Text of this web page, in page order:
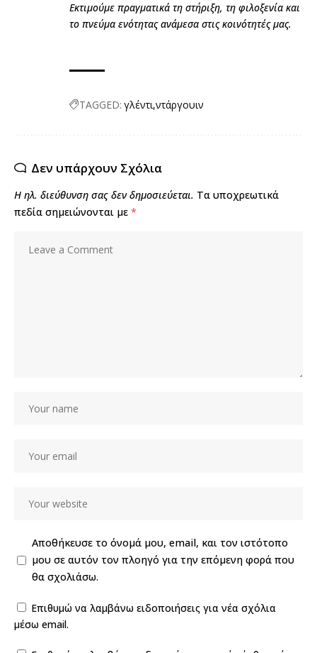
Εκτιμούμε πραγματικά τη στήριξη, τη φιλοξενία και
το πνεύμα ενότητας ανάμεσα στις κοινότητές μας.
TAGGED: γλέντι ντάργουιν
Δεν υπάρχουν Σχόλια
Η ηλ. διεύθυνση σας δεν δημοσιεύεται. Τα υποχρεωτικά
πεδία σημειώνονται με *
Αποθήκευσε το όνομά μου, email, και τον ιστότοπο
μου σε αυτόν τον πλοηγό για την επόμενη φορά που
θα σχολιάσω.
Επιθυμώ να λαμβάνω ειδοποιήσεις για νέα σχόλια
μέσω email.